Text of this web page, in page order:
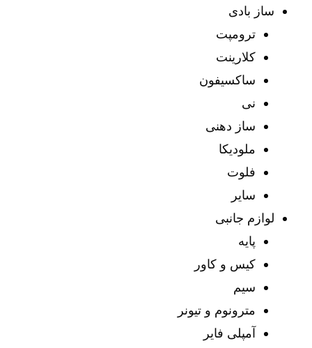
ساز بادی
ترومپت
کلارینت
ساکسیفون
نی
ساز دهنی
ملودیکا
فلوت
سایر
لوازم جانبی
پایه
کیس و کاور
سیم
مترونوم و تیونر
آمپلی فایر